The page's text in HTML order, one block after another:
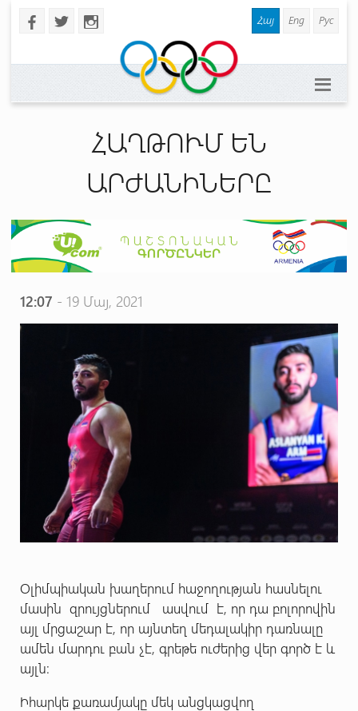
b a x Հայ Eng Рус
ՀԱՂԹՈՒՄ ԵՆ
ԱՐԺԱՆԻՆԵՐԸ
12:07 - 19 Մայ, 2021
Օլիմպիական խաղերում հաջողության հասնելու
մասին զրույցներում ասվում է, որ դա բոլորովին
այլ մրցաշար է, որ այնտեղ մեդալակիր դառնալը
ամեն մարդու բան չէ, գրեթե ուժերից վեր գործ է և
այլն:
Իհարկե քառամյակը մեկ անցկացվող